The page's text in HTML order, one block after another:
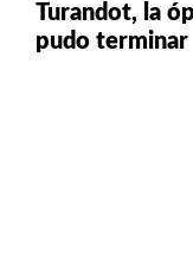
Turandot, la
pudo terminar